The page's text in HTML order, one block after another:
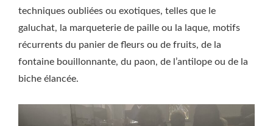
techniques oubliées ou exotiques, telles que le
galuchat, la marqueterie de paille ou la laque, motifs
récurrents du panier de fleurs ou de fruits, de la
fontaine bouillonnante, du paon, de l’antilope ou de la
biche élancée.